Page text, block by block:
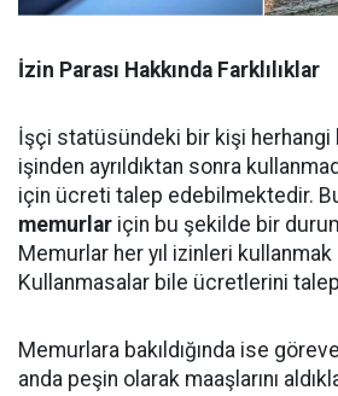
İzin Parası Hakkında Farklılıklar
İşçi statüsündeki bir kişi herhangi
işinden ayrıldıktan sonra
için ücreti talep edebilmektedir.
memurlar için bu şekilde bir
Memurlar her yıl izinleri kullanmak
Kullanmasalar bile ücretlerini
Memurlara bakıldığında ise
anda peşin olarak maaşlarını